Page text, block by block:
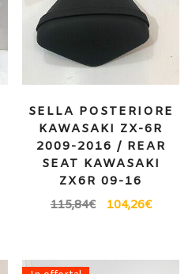
SELLA POSTERIORE
KAWASAKI ZX-6R
2009-2016 / REAR
SEAT KAWASAKI
ZX6R 09-16
115,84€ 104,26€